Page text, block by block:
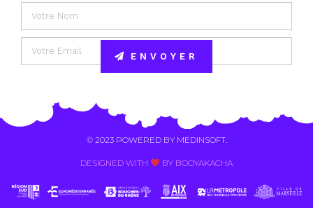
ENVOYER
© 2023 POWERED BY MEDINSOFT.
DESIGNED WITH BY BOOYAKACHA​